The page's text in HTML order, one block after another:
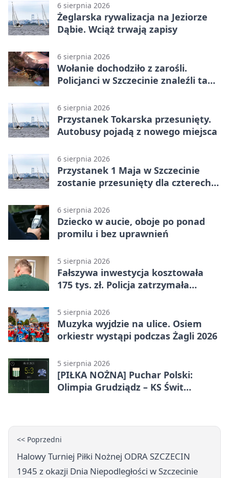
6 sierpnia 2026
Żeglarska rywalizacja na Jeziorze
Dąbie. Wciąż trwają zapisy
6 sierpnia 2026
Wołanie dochodziło z zarośli.
Policjanci w Szczecinie znaleźli tam
6 sierpnia 2026
Przystanek Tokarska przesunięty.
Autobusy pojadą z nowego miejsca
6 sierpnia 2026
Przystanek 1 Maja w Szczecinie
zostanie przesunięty dla czterech
6 sierpnia 2026
Dziecko w aucie, oboje po ponad
promilu i bez uprawnień
5 sierpnia 2026
Fałszywa inwestycja kosztowała
175 tys. zł. Policja zatrzymała
5 sierpnia 2026
Muzyka wyjdzie na ulice. Osiem
orkiestr wystąpi podczas Żagli 2026
5 sierpnia 2026
[PIŁKA NOŻNA] Puchar Polski:
Olimpia Grudziądz – KS Świt
<< Poprzedni
Halowy Turniej Piłki Nożnej ODRA SZCZECIN
1945 z okazji Dnia Niepodległości w Szczecinie